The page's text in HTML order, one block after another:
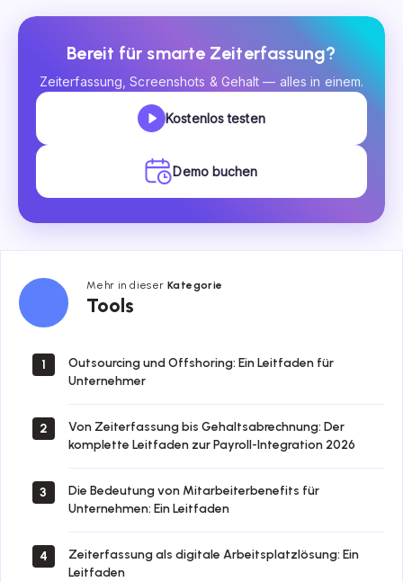
Bereit für smarte Zeiterfassung?
Zeiterfassung, Screenshots & Gehalt — alles in einem.
Kostenlos testen
Demo buchen
Mehr in dieser Kategorie
Tools
Tools
1
Outsourcing und Offshoring: Ein Leitfaden für
Unternehmer
2
Von Zeiterfassung bis Gehaltsabrechnung: Der
komplette Leitfaden zur Payroll-Integration 2026
3
Die Bedeutung von Mitarbeiterbenefits für
Unternehmen: Ein Leitfaden
4
Zeiterfassung als digitale Arbeitsplatzlösung: Ein
Leitfaden